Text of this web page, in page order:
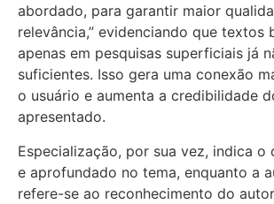
abordado, para garantir maior
relevância,” evidenciando que textos
apenas em pesquisas superficiais já
suficientes. Isso gera uma conexão
o usuário e aumenta a credibilidade
apresentado.
Especialização, por sua vez, indica o
e aprofundado no tema, enquanto a
refere-se ao reconhecimento do